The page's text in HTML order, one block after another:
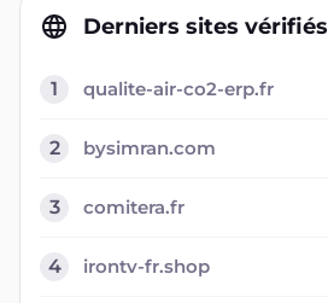
Derniers sites vérifiés
1 qualite-air-co2-erp.fr
2 bysimran.com
3 comitera.fr
4 irontv-fr.shop